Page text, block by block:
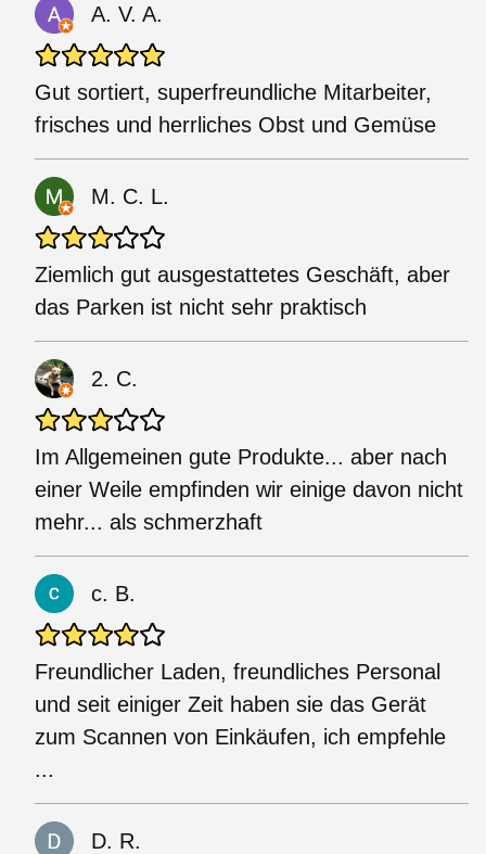
A. V. A.
Gut sortiert, superfreundliche Mitarbeiter,
frisches und herrliches Obst und Gemüse
M. C. L.
Ziemlich gut ausgestattetes Geschäft, aber
das Parken ist nicht sehr praktisch
2. C.
Im Allgemeinen gute Produkte... aber nach
einer Weile empfinden wir einige davon nicht
mehr... als schmerzhaft
c. B.
Freundlicher Laden, freundliches Personal
und seit einiger Zeit haben sie das Gerät
zum Scannen von Einkäufen, ich empfehle
...
D. R.